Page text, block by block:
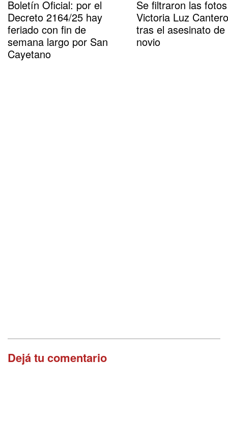
Boletín Oficial: por el
Decreto 2164/25 hay
feriado con fin de
semana largo por San
Cayetano
Se filtraron las
Victoria Luz Cantero
tras el asesinato de
novio
Dejá tu comentario